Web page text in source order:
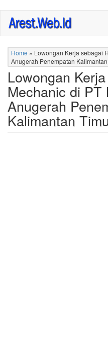
Skip
main
content
Home » Lowongan Kerja sebagai
Anugerah Penempatan
Lowongan
Mechanic di PT
Anugerah
Kalimantan